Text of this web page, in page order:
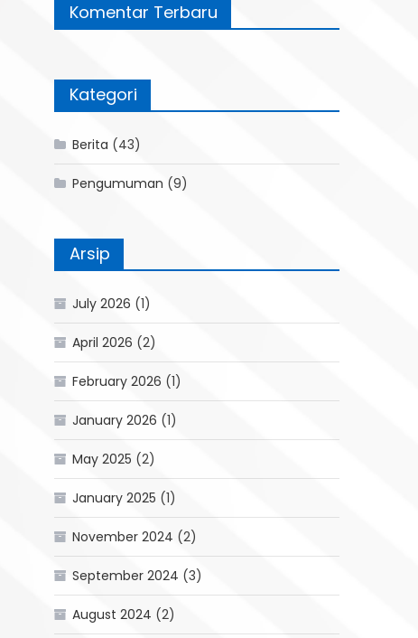
Komentar Terbaru
Kategori
Berita (43)
Pengumuman (9)
Arsip
July 2026 (1)
April 2026 (2)
February 2026 (1)
January 2026 (1)
May 2025 (2)
January 2025 (1)
November 2024 (2)
September 2024 (3)
August 2024 (2)